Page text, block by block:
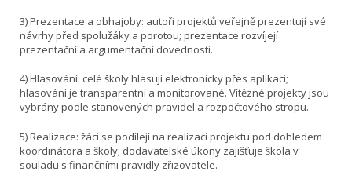
3) Prezentace a obhajoby: autoři projektů veřejně prezentují své
návrhy před spolužáky a porotou; prezentace rozvíjejí
prezentační a argumentační dovednosti.
4) Hlasování: celé školy hlasují elektronicky přes aplikaci;
hlasování je transparentní a monitorované. Vítězné projekty jsou
vybrány podle stanovených pravidel a rozpočtového stropu.
5) Realizace: žáci se podílejí na realizaci projektu pod dohledem
koordinátora a školy; dodavatelské úkony zajišťuje škola v
souladu s finančními pravidly zřizovatele.